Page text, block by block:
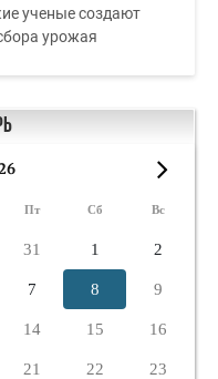
ученые создают
урожая
Пт Сб Вс
31 1 2
7 8 9
14 15 16
21 22 23